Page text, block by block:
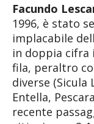
Facundo
1996, è stato
implacabile
in doppia cifra
fila, peraltro
diverse (Sicula
Entella,
recente